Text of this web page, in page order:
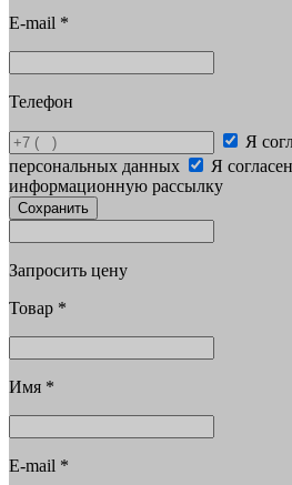
E-mail *
Телефон
Я
персональных данных
Я
информационную рассылку
Сохранить
Запросить цену
Товар *
Имя *
E-mail *